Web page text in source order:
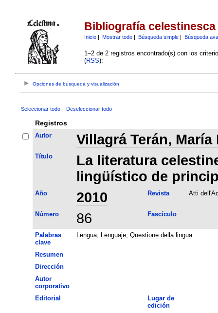
Bibliografía celestinesca
Inicio| Mostrar todo| Búsqueda simple| Búsqueda
1–2 de 2 registros encontrado(s) con los
(RSS):
Opciones de búsqueda y visualización
Seleccionar todo Deseleccionar todo
Registros
Autor Villagrá Terán,
Título
La literatura
lingüístico de
Año 2010 Revista Atti
Número 86 Fascículo
Palabras
clave
Lengua; Lenguaje; Questione della lingua
Resumen
Dirección
Autor
corporativo
Editorial
Lugar de
edición